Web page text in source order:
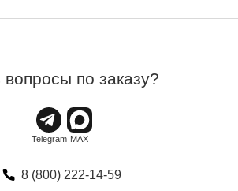
вопросы по заказу?
8 (800) 222-14-59